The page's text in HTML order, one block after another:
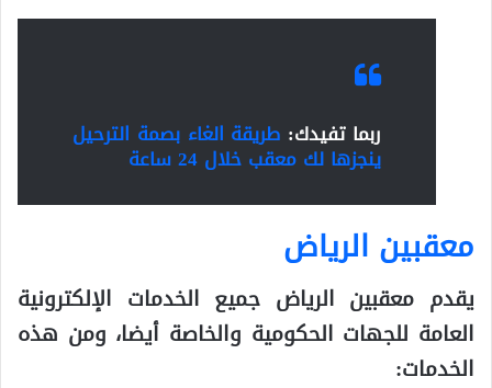
ربما تفيدك: طريقة الغاء بصمة الترحيل
ينجزها لك معقب خلال 24 ساعة
معقبين الرياض
يقدم معقبين الرياض جميع الخدمات الإلكترونية
العامة للجهات الحكومية والخاصة أيضا، ومن هذه
الخدمات: